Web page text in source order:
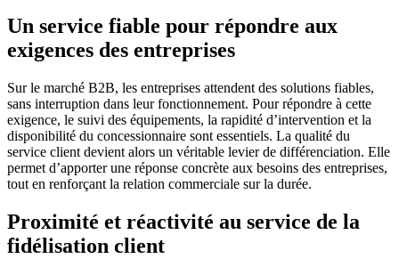
Un service fiable pour répondre aux
exigences des entreprises
Sur le marché B2B, les entreprises attendent des solutions fiables,
sans interruption dans leur fonctionnement. Pour répondre à cette
exigence, le suivi des équipements, la rapidité d’intervention et la
disponibilité du concessionnaire sont essentiels. La qualité du
service client devient alors un véritable levier de différenciation. Elle
permet d’apporter une réponse concrète aux besoins des entreprises,
tout en renforçant la relation commerciale sur la durée.
Proximité et réactivité au service de la
fidélisation client